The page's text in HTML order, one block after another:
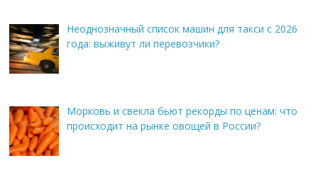
Неоднозначный список машин для такси с 2026
года: выживут ли перевозчики?
Морковь и свекла бьют рекорды по ценам: что
происходит на рынке овощей в России?